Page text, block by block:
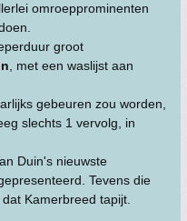
omroepprominenten
groot
, met een waslijst aan
gebeuren zou worden,
slechts 1 vervolg, in
Duin's nieuwste
Tevens die
Kamerbreed tapijt.